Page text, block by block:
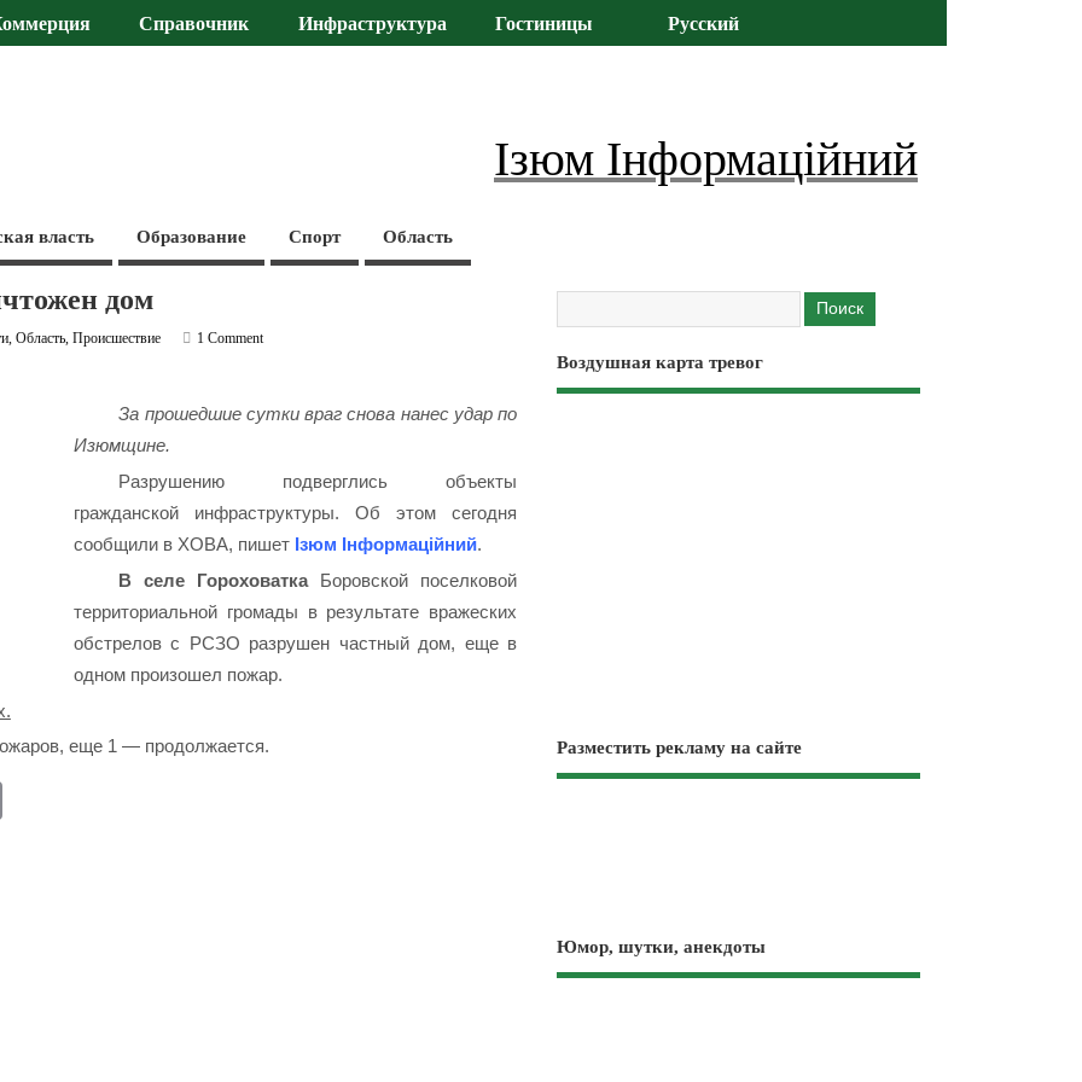
Справочник Инфраструктура Гостиницы Русский
Ізюм Інформаційний
власть Образование Спорт Область
дом
,Область,Происшествие
1 Comment
За прошедшие сутки враг снова нанес удар по
Изюмщине.
Разрушению подверглись объекты
гражданской инфраструктуры. Об этом сегодня
сообщили в ХОВА, пишет Ізюм Інформаційний.
В селе ГороховаткаБоровской поселковой
территориальной громады в результате вражеских
обстрелов с РСЗО разрушен частный дом, еще в
одном произошел пожар.
еще 1 — продолжается.
Воздушная карта тревог
Разместить рекламу на сайте
Юмор, шутки, анекдоты